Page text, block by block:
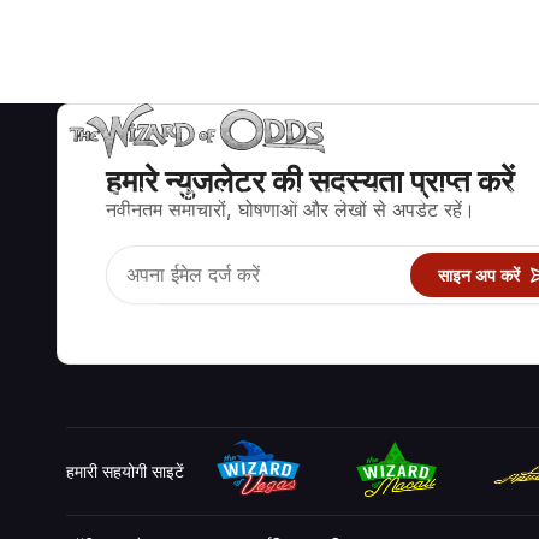
हमारे न्युजलेटर की सदस्यता प्राप्त करें
नवीनतम समाचारों, घोषणाओं और लेखों से अपडेट रहें।
साइन अप करें
ब्लैकजैक, क्रेप्स, रूलेट और अन्य सैकड़ों कैसीनो खेलों के लिए गणितीय रूप से
रणनीति और जानकारी।
हमारी सहयोगी साइटें